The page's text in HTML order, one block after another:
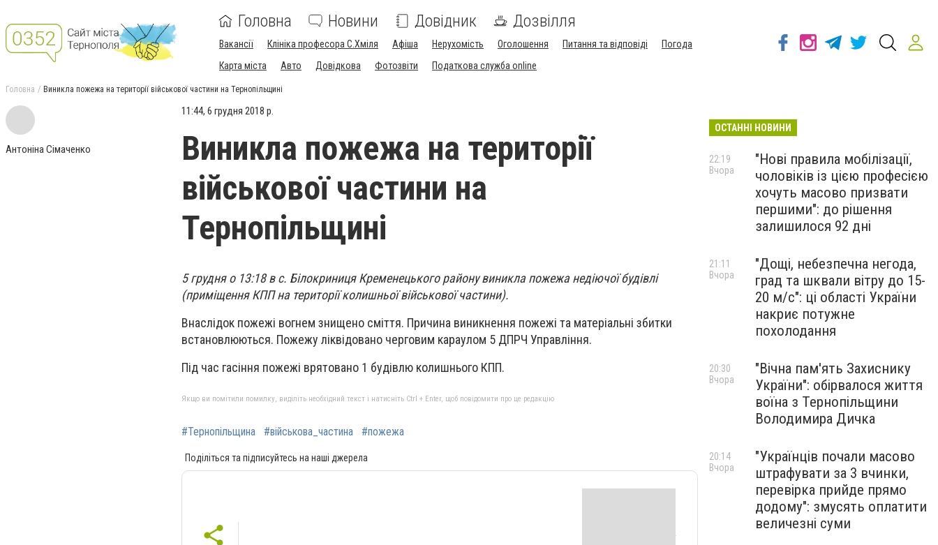
Головна Новини Довідник Дозвілля
Вакансії Клініка професора С.Хміля Афіша Нерухомість Оголошення Питання та відповіді
Погода
Карта міста
Авто Довідкова Фотозвіти Податкова служба online
Головна Виникла пожежа на території військової частини на Тернопільщині
Антоніна Сімаченко
11:44, 6 грудня 2018 р.
Виникла пожежа на території
військової частини на
Тернопільщині
5 грудня о 13:18 в с. Білокриниця Кременецького району виникла пожежа недіючої будівлі
(приміщення КПП на території колишньої військової частини).
Внаслідок пожежі вогнем знищено сміття. Причина виникнення пожежі та матеріальні збитки
встановлюються. Пожежу ліквідовано черговим караулом 5 ДПРЧ Управління.
Під час гасіння пожежі врятовано 1 будівлю колишнього КПП.
Якщо ви помітили помилку, виділіть необхідний текст і натисніть Ctrl + Enter, щоб повідомити про це редакцію
#Тернопільщина #військова_частина #пожежа
Поділіться та підписуйтесь на наші джерела
ОСТАННІ НОВИНИ
"Нові правила мобілізації,
чоловіків із цією професією
хочуть масово призвати
першими": до рішення
залишилося 92 дні
22:19
Вчора
"Дощі, небезпечна негода,
град та шквали вітру до 15-
20 м/с": ці області України
накриє потужне
похолодання
21:11
Вчора
"Вічна пам'ять Захиснику
України": обірвалося життя
воїна з Тернопільщини
Володимира Дичка
20:30
Вчора
"Українців почали масово
штрафувати за 3 вчинки,
перевірка прийде прямо
додому": змусять оплатити
величезні суми
20:14
Вчора